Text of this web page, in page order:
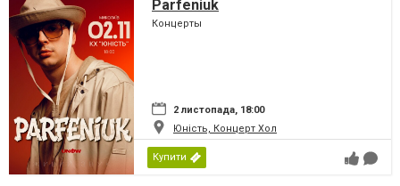
Parfeniuk
Концерты
2 листопада, 18:00
Юність, Концерт Хол
Купити